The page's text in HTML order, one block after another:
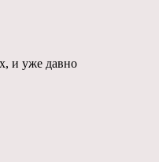
и уже давно